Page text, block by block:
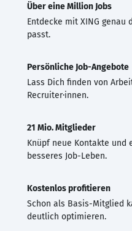
Über eine Million Jobs
Entdecke mit XING genau
passt.
Persönliche Job-Angebote
Lass Dich finden von
Recruiter·innen.
21 Mio. Mitglieder
Knüpf neue Kontakte und
besseres Job-Leben.
Kostenlos profitieren
Schon als Basis-Mitglied
deutlich optimieren.